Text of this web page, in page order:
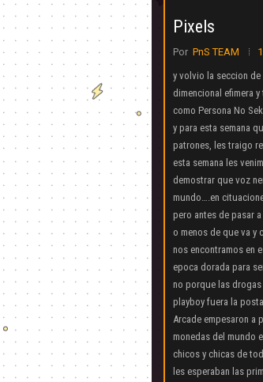
Pixels
Por PnS TEAM
y volvio la seccion de
dimencional efimera
como Persona No
y para esta semana
patrones, les traigo
esta semana les
demostrar que voz
mundo….en
pero antes de pasar
o menos de que va y
nos encontramos en
epoca dorada para
no porque las
playboy fuera la
Arcade empesaron a
monedas del mundo
chicos y chicas de
les esperaban las